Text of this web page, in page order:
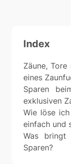
Index
Zäune,
eines
Sparen
exklusiven
Wie löse
einfach und
Was bringt
Sparen?